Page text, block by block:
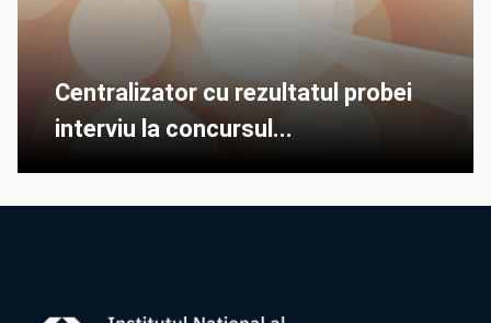
Centralizator cu rezultatul probei
interviu la concursul...